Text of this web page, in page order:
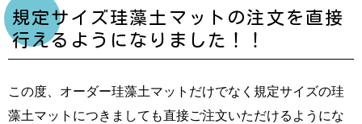
規定サイズ珪藻土マットの注文を直接
行えるようになりました！！
この度、オーダー珪藻土マットだけでなく規定サイズの珪
藻土マットにつきましても直接ご注文いただけるようにな